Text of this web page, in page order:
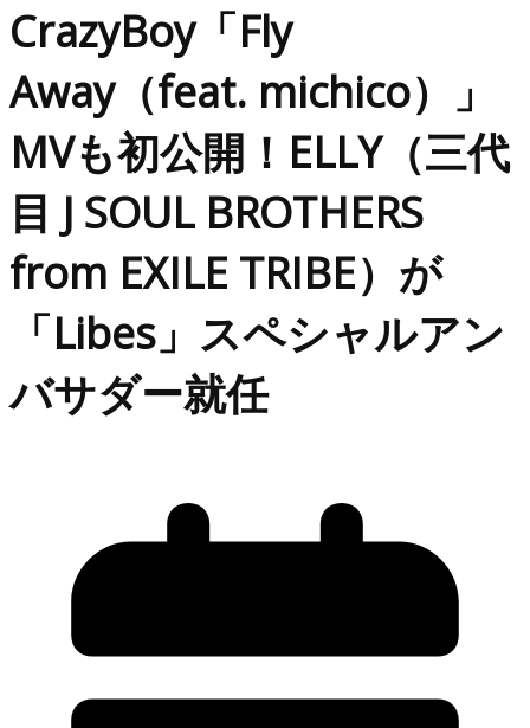
CrazyBoy「Fly
Away（feat. michico）」
MVも初公開！ELLY（三代
目 J SOUL BROTHERS
from EXILE TRIBE）が
「Libes」スペシャルアン
バサダー就任